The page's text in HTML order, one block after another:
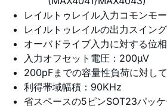
レイルトゥレイル入力コモンモ
レイルトゥレイルの出力スイング
オーバドライブ入力に対する位
入力オフセット電圧：200µV
200pFまでの容量性負荷に対し
利得帯域幅積：90KHz
省スペースの5ピンSOT23パッ